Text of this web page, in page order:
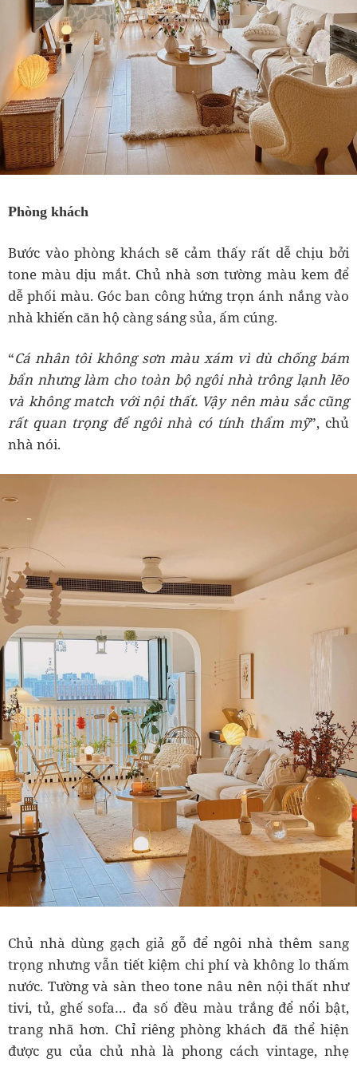
Phòng khách
Bước vào phòng khách sẽ cảm thấy rất dễ chịu bởi
tone màu dịu mắt. Chủ nhà sơn tường màu kem để
dễ phối màu. Góc ban công hứng trọn ánh nắng vào
nhà khiến căn hộ càng sáng sủa, ấm cúng.
“Cá nhân tôi không sơn màu xám vì dù chống bám
bẩn nhưng làm cho toàn bộ ngôi nhà trông lạnh lẽo
và không match với nội thất. Vậy nên màu sắc cũng
rất quan trọng để ngôi nhà có tính thẩm mỹ”, chủ
nhà nói.
Chủ nhà dùng gạch giả gỗ để ngôi nhà thêm sang
trọng nhưng vẫn tiết kiệm chi phí và không lo thấm
nước. Tường và sàn theo tone nâu nên nội thất như
tivi, tủ, ghế sofa… đa số đều màu trắng để nổi bật,
trang nhã hơn. Chỉ riêng phòng khách đã thể hiện
được gu của chủ nhà là phong cách vintage, nhẹ